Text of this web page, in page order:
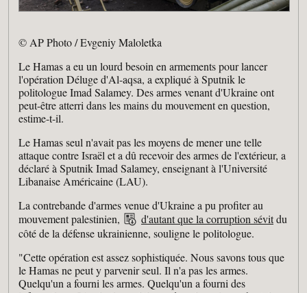
© AP Photo / Evgeniy Maloletka
Le Hamas a eu un lourd besoin en armements pour lancer
l'opération Déluge d'Al-aqsa, a expliqué à Sputnik le
politologue Imad Salamey. Des armes venant d'Ukraine ont
peut-être atterri dans les mains du mouvement en question,
estime-t-il.
Le Hamas seul n'avait pas les moyens de mener une telle
attaque contre Israël et a dû recevoir des armes de l'extérieur, a
déclaré à Sputnik Imad Salamey, enseignant à l'Université
Libanaise Américaine (LAU).
La contrebande d'armes venue d'Ukraine a pu profiter au
mouvement palestinien,
d'autant que la corruption sévitdu
côté de la défense ukrainienne, souligne le politologue.
"Cette opération est assez sophistiquée. Nous savons tous que
le Hamas ne peut y parvenir seul. Il n'a pas les armes.
Quelqu'un a fourni les armes. Quelqu'un a fourni des